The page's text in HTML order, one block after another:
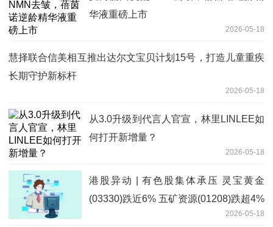
华液重磅上市
2026-05-18
慧择联合信美相互推出达尔文宝贝计划15号，打造儿童重疾
长期守护新标杆
2026-05-18
从3.0升级到代言人官宣，林里LINLEE如
何打开新增量？
2026-05-18
港股异动 | 有色股集体承压 灵宝黄金
(03330)跌近6% 五矿资源(01208)跌超4%
2026-05-18